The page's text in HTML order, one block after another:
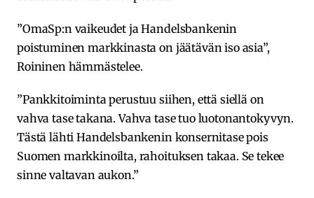
”OmaSp:n vaikeudet ja Handelsbankenin
poistuminen markkinasta on jäätävän iso asia”,
Roininen hämmästelee.
”Pankkitoiminta perustuu siihen, että siellä on
vahva tase takana. Vahva tase tuo luotonantokyvyn.
Tästä lähti Handelsbankenin konsernitase pois
Suomen markkinoilta, rahoituksen takaa. Se tekee
sinne valtavan aukon.”